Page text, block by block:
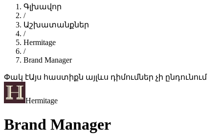
Գլխավոր
/
Աշխատանքներ
/
Hermitage
/
Brand Manager
Փակ էԱյս հաստիքն այլևս դիմումներ չի ընդունում
Hermitage
Brand Manager